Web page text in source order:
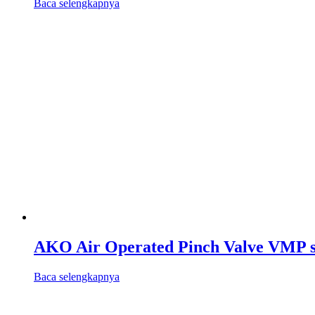
Baca selengkapnya
AKO Air Operated Pinch Valve VMP
Baca selengkapnya